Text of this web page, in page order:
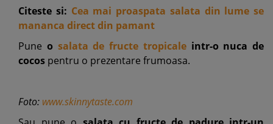
Citeste si: Cea mai proaspata salata din lume se
mananca direct din pamant
Pune o salata de fructe tropicaleintr-o nuca de
cocos pentru o prezentare frumoasa.
Foto: www.skinnytaste.com